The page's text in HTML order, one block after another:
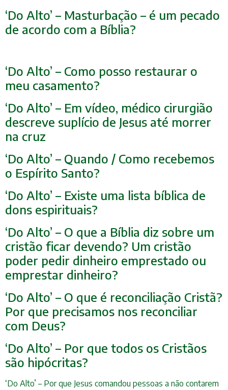
‘Do Alto’ – Masturbação – é um pecado
de acordo com a Bíblia?
‘Do Alto’ – Como posso restaurar o
meu casamento?
‘Do Alto’ – Em vídeo, médico cirurgião
descreve suplício de Jesus até morrer
na cruz
‘Do Alto’ – Quando / Como recebemos
o Espírito Santo?
‘Do Alto’ – Existe uma lista bíblica de
dons espirituais?
‘Do Alto’ – O que a Bíblia diz sobre um
cristão ficar devendo? Um cristão
poder pedir dinheiro emprestado ou
emprestar dinheiro?
‘Do Alto’ – O que é reconciliação Cristã?
Por que precisamos nos reconciliar
com Deus?
‘Do Alto’ – Por que todos os Cristãos
são hipócritas?
‘Do Alto’ – Por que Jesus comandou pessoas a não contarem